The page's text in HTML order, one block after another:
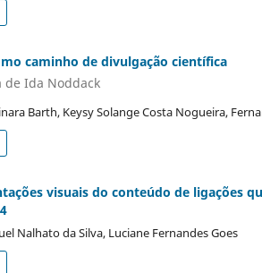
caminho de divulgação científica
de Ida Noddack
Barth, Keysy Solange Costa Nogueira,
visuais do conteúdo de ligações
Nalhato da Silva, Luciane Fernandes Goes